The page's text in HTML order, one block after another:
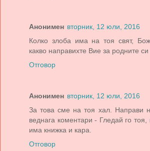
Анонимен вторник, 12 юли, 2016
Колко злоба има на тоя свят,
какво направихте Вие за родните
Отговор
Анонимен вторник, 12 юли, 2016
За това сме на тоя хал. Направи
веднага коментари - Гледай го
има книжка и кара.
Отговор